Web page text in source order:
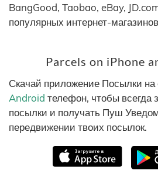
BangGood, Taobao, eBay,
популярных интернет-
Parcels on iPhone
Скачай приложение Посылки на
Android телефон, чтобы всегда
посылки и получать Пуш
передвижении твоих посылок.